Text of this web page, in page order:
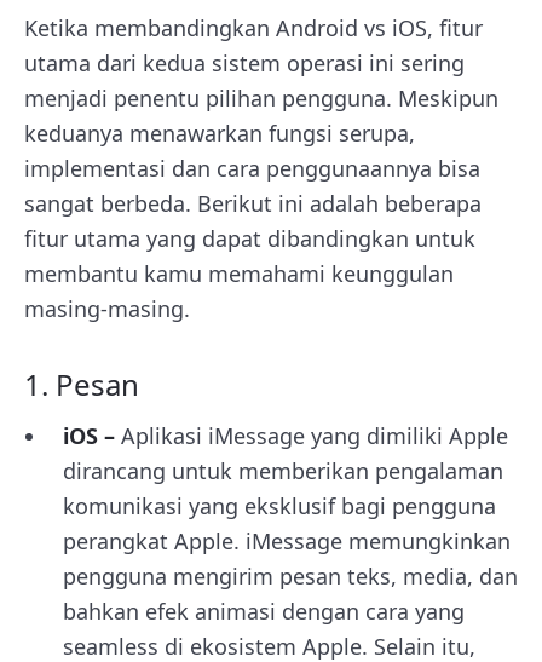
Ketika membandingkan Android vs iOS, fitur
utama dari kedua sistem operasi ini sering
menjadi penentu pilihan pengguna. Meskipun
keduanya menawarkan fungsi serupa,
implementasi dan cara penggunaannya bisa
sangat berbeda. Berikut ini adalah beberapa
fitur utama yang dapat dibandingkan untuk
membantu kamu memahami keunggulan
masing-masing.
1. Pesan
iOS – Aplikasi iMessage yang dimiliki Apple
dirancang untuk memberikan pengalaman
komunikasi yang eksklusif bagi pengguna
perangkat Apple. iMessage memungkinkan
pengguna mengirim pesan teks, media, dan
bahkan efek animasi dengan cara yang
seamless di ekosistem Apple. Selain itu,